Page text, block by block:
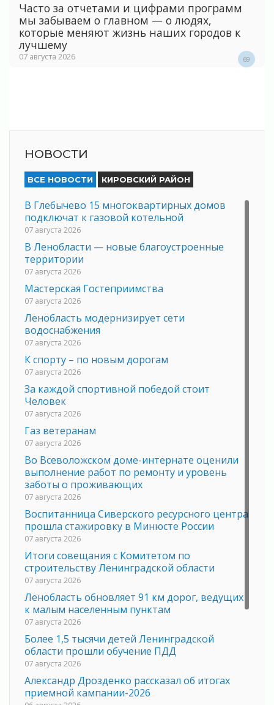
Часто за отчетами и цифрами программ
мы забываем о главном — о людях,
которые меняют жизнь наших городов к
лучшему
07 августа 2026 69
НОВОСТИ
ВСЕ НОВОСТИ КИРОВСКИЙ РАЙОН
В Глебычево 15 многоквартирных домов
подключат к газовой котельной
07 августа 2026
В Ленобласти — новые благоустроенные
территории
07 августа 2026
Мастерская Гостеприимства
07 августа 2026
Ленобласть модернизирует сети
водоснабжения
07 августа 2026
К спорту – по новым дорогам
07 августа 2026
За каждой спортивной победой стоит
Человек
07 августа 2026
Газ ветеранам
07 августа 2026
Во Всеволожском доме-интернате оценили
выполнение работ по ремонту и уровень
заботы о проживающих
07 августа 2026
Воспитанница Сиверского ресурсного центра
прошла стажировку в Минюсте России
07 августа 2026
Итоги совещания с Комитетом по
строительству Ленинградской области
07 августа 2026
Ленобласть обновляет 91 км дорог, ведущих
к малым населенным пунктам
07 августа 2026
Более 1,5 тысячи детей Ленинградской
области прошли обучение ПДД
07 августа 2026
Александр Дрозденко рассказал об итогах
приемной кампании-2026